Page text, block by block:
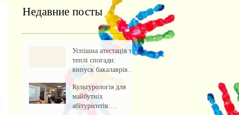
Недавние посты
Успішна атестація та
теплі спогади:
випуск бакалаврів
культурології 2026
Культурологія для
майбутніх
абітурієнтів: